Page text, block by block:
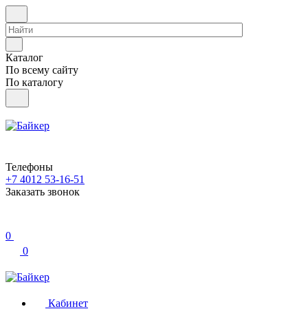
Каталог
По всему сайту
По каталогу
Телефоны
+7 4012 53-16-51
Заказать звонок
0
0
Кабинет